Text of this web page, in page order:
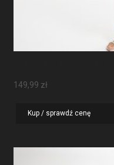
149,99 zł
Kup / sprawdź cenę